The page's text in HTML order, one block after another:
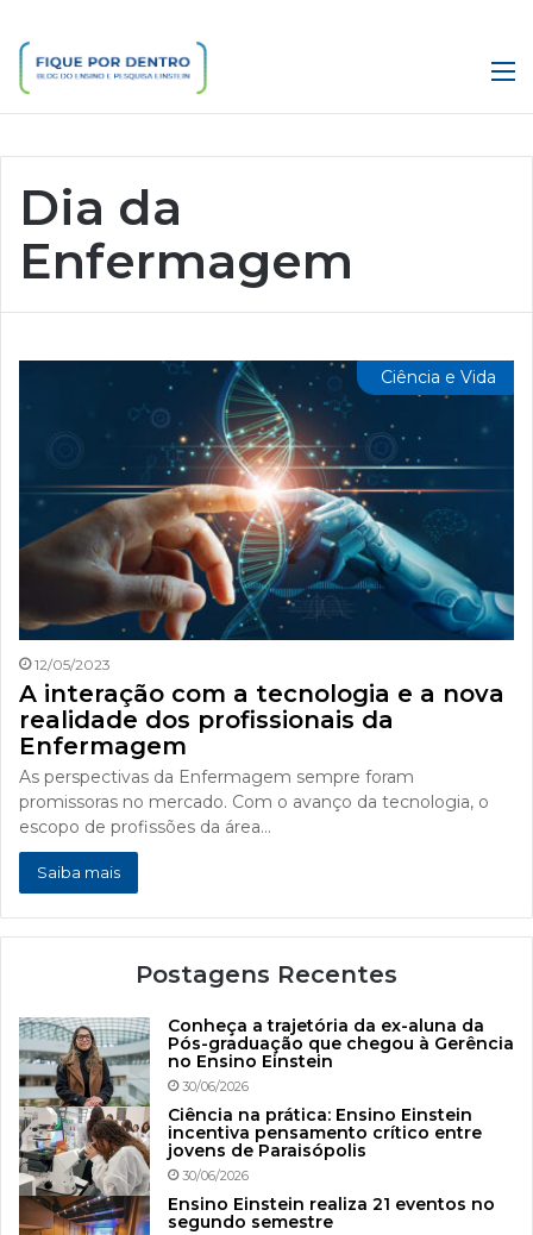
Dia da
Enfermagem
Ciência e Vida
12/05/2023
A interação com a tecnologia e a nova
realidade dos profissionais da
Enfermagem
As perspectivas da Enfermagem sempre foram
promissoras no mercado. Com o avanço da tecnologia, o
escopo de profissões da área…
Saiba mais
Postagens Recentes
Conheça a trajetória da ex-aluna da
Pós-graduação que chegou à Gerência
no Ensino Einstein
30/06/2026
Ciência na prática: Ensino Einstein
incentiva pensamento crítico entre
jovens de Paraisópolis
30/06/2026
Ensino Einstein realiza 21 eventos no
segundo semestre